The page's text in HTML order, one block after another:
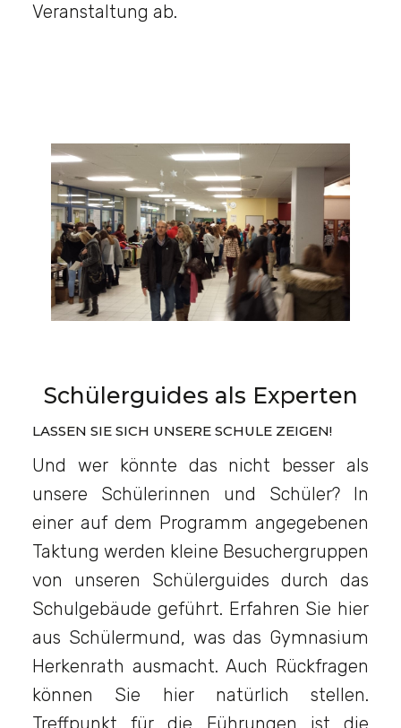
Veranstaltung ab.
Schülerguides als Experten
LASSEN SIE SICH UNSERE SCHULE ZEIGEN!
Und wer könnte das nicht besser als
unsere Schülerinnen und Schüler? In
einer auf dem Programm angegebenen
Taktung werden kleine Besuchergruppen
von unseren Schülerguides durch das
Schulgebäude geführt. Erfahren Sie hier
aus Schülermund, was das Gymnasium
Herkenrath ausmacht. Auch Rückfragen
können Sie hier natürlich stellen.
Treffpunkt für die Führungen ist die